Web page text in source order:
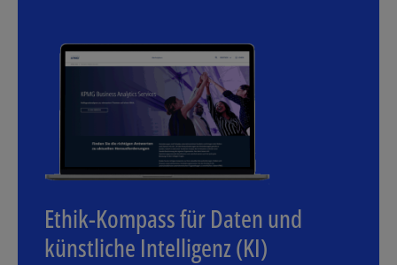
Ethik-Kompass für Daten und
künstliche Intelligenz (KI)